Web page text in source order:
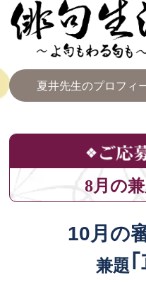
夏井先生のプロフィ
8月の
10月の
兼題